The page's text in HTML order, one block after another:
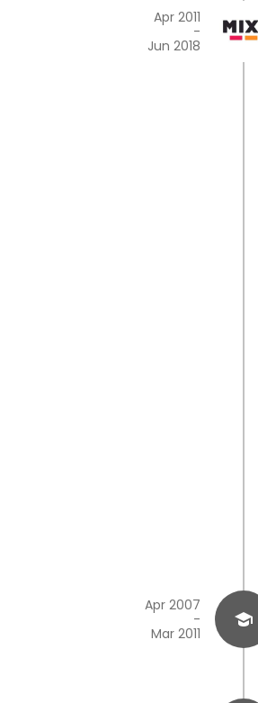
Apr 2011
-
Jun 2018
Apr 2007
-
Mar 2011